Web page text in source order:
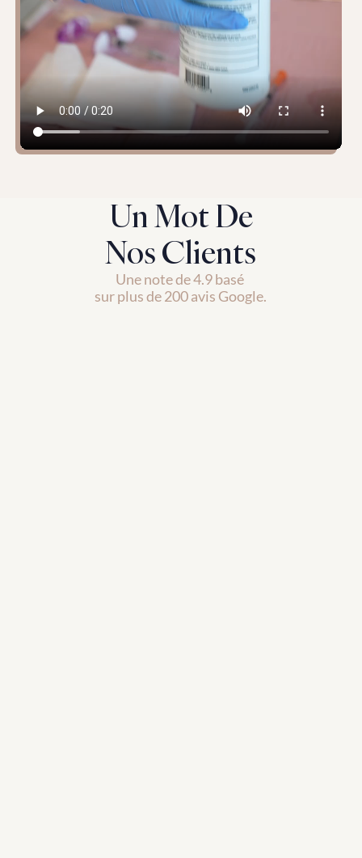
Un Mot De
Nos Clients
Une note de 4.9 basé
sur plus de 200 avis Google.